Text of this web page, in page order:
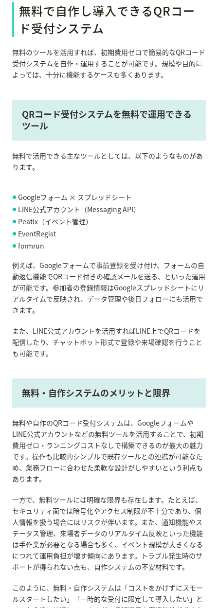
無料で自作し導入できるQRコー
ド受付システム
無料のツールを活用すれば、初期費用ゼロで簡易的なQRコード
受付システムを自作・運用することが可能です。規模や目的に
よっては、十分に機能するケースも多くあります。
QRコード受付システムを無料で運用できる
ツール
無料で活用できる主なツールとしては、以下のようなものがあ
ります。
Googleフォーム × スプレッドシート
LINE公式アカウント（Messaging API）
Peatix（イベント管理）
EventRegist
formrun
例えば、Googleフォームで事前登録を受け付け、フォームの自
動返信機能でQRコード付きの確認メールを送る、といった運用
が可能です。参加者の登録情報はGoogleスプレッドシートにリ
アルタイムで反映され、データ管理や後日フォローにも活用で
きます。
また、LINE公式アカウントを活用すればLINE上でQRコードを
配信したり、チャットボット形式で登録や来場確認を行うこと
も可能です。
無料・自作システムのメリットと限界
無料や自作のQRコード受付システムは、Googleフォームや
LINE公式アカウントなどの無料ツールを活用することで、初期
費用ゼロ・ランニングコストなしで構築できるのが最大の魅力
です。操作も比較的シンプルで既存ツールとの連携が可能なた
め、業務フローに合わせた柔軟な設計がしやすいという利点も
あります。
一方で、無料ツールには明確な限界も存在します。たとえば、
セキュリティ面では暗号化やアクセス制限が不十分であり、個
人情報を扱う場合にはリスクが伴います。また、通知機能やス
テータス管理、来場者データのリアルタイム反映といった機能
は手作業が必要となる場合も多く、イベント規模が大きくなる
につれて運用負担が増す傾向にあります。トラブル発生時のサ
ポートが得られない点も、自作システムの不安材料です。
このように、無料・自作システムは「コストをかけずにスモー
ルスタートしたい」「一時的な受付に限定して導入したい」と